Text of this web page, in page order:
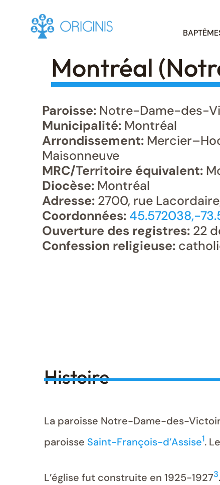
Montréal
Paroisse: Notre-Dame-des-
Municipalité: Montréal
Arrondissement:
Maisonneuve
MRC/Territoire équivalent:
Diocèse: Montréal
Adresse: 2700, rue
Coordonnées: 45.572038,-
Ouverture des registres: 22
Confession religieuse:
Histoire
La paroisse Notre-Dame-des-
paroisse Saint-François-d’Assise1.
L’église fut construite en 1925-19273.